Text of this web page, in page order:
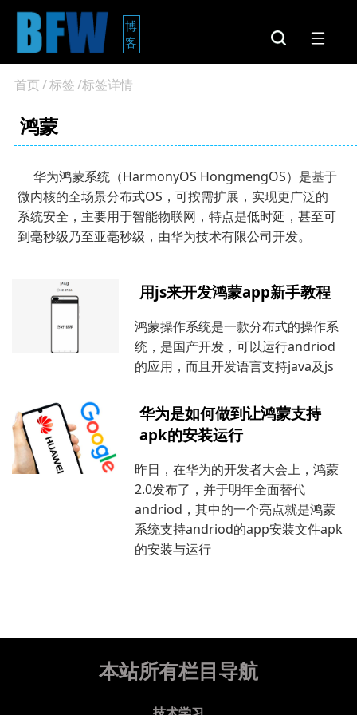
博
客
首页/标签/标签详情
鸿蒙
华为鸿蒙系统（HarmonyOS HongmengOS）是基于
微内核的全场景分布式OS，可按需扩展，实现更广泛的
系统安全，主要用于智能物联网，特点是低时延，甚至可
到毫秒级乃至亚毫秒级，由华为技术有限公司开发。
用js来开发鸿蒙app新手教程
鸿蒙操作系统是一款分布式的操作系
统，是国产开发，可以运行andriod
的应用，而且开发语言支持java及js
华为是如何做到让鸿蒙支持
apk的安装运行
昨日，在华为的开发者大会上，鸿蒙
2.0发布了，并于明年全面替代
andriod，其中的一个亮点就是鸿蒙
系统支持andriod的app安装文件apk
的安装与运行
本站所有栏目导航